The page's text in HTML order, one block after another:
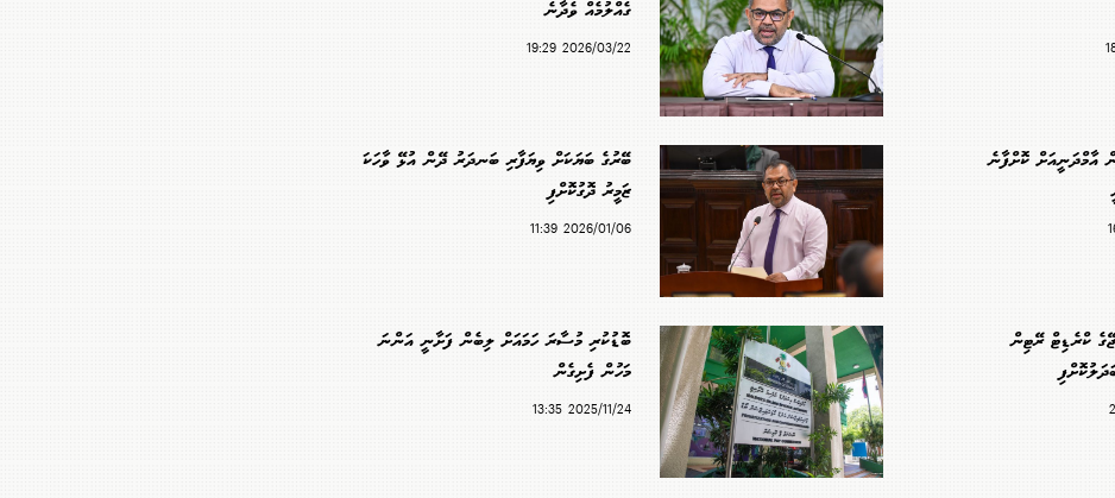
ގެއްލުމެއް ވެދާނެ
2026/03/22 19:29
އާމްދަނީއަށް ކޮށްފާނެ
ބޭރުގެ ބަޔަކަށް ވިޔަފާރި ބަނދަރު ދޭން އުޅޭ ވާހަކަ
ޒަމީރު ދޮގުކޮށްފި
2026/01/06 11:39
ކްރެޑިޓް ރޭޓިން
ބޮޑުކުރި މުސާރަ ހަމައަށް ލިބެން ފަށާނީ އަންނަ
މަހުން ފެށިގެން
2025/11/24 13:35